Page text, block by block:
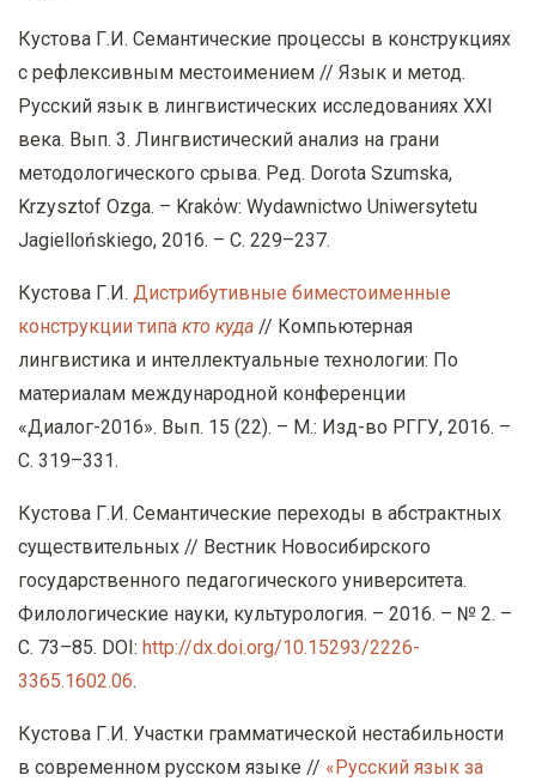
Кустова Г.И. Семантические процессы в конструкциях
с рефлексивным местоимением // Язык и метод.
Русский язык в лингвистических исследованиях XXI
века. Вып. 3. Лингвистический анализ на грани
методологического срыва. Ред. Dorota Szumska,
Krzysztof Ozga. – Krakόw: Wydawnictwo Uniwersytetu
Jagiellońskiego, 2016. – С. 229–237.
Кустова Г.И. Дистрибутивные биместоименные
конструкции типа кто куда // Компьютерная
лингвистика и интеллектуальные технологии: По
материалам международной конференции
«Диалог-2016». Вып. 15 (22). – М.: Изд-во РГГУ, 2016. –
С. 319–331.
Кустова Г.И. Семантические переходы в абстрактных
существительных // Вестник Новосибирского
государственного педагогического университета.
Филологические науки, культурология. – 2016. – № 2. –
С. 73–85. DOI: http://dx.doi.org/10.15293/2226-
3365.1602.06.
Кустова Г.И. Участки грамматической нестабильности
в современном русском языке // «Русский язык за